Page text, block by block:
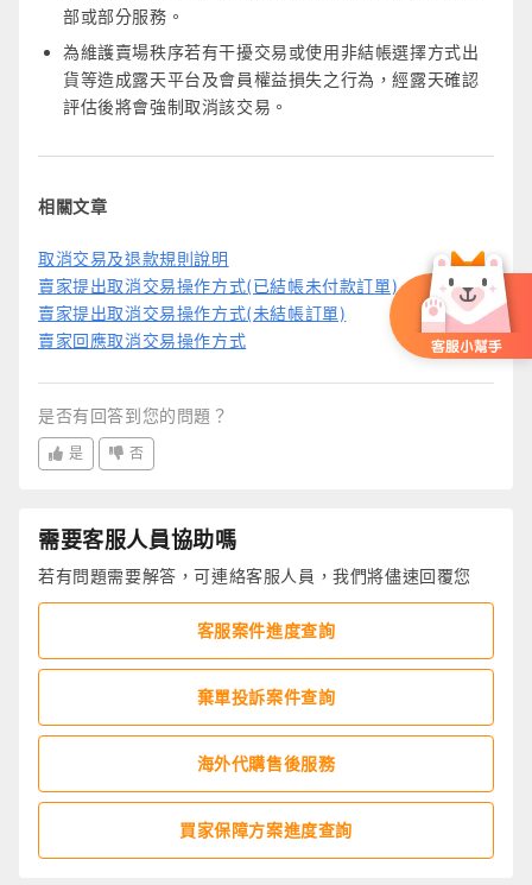
部或部分服務。
為維護賣場秩序若有干擾交易或使用非結帳選擇方式出
貨等造成露天平台及會員權益損失之行為，經露天確認
評估後將會強制取消該交易。
相關文章
取消交易及退款規則說明
賣家提出取消交易操作方式(已結帳未付款訂單)
賣家提出取消交易操作方式(未結帳訂單)
賣家回應取消交易操作方式
是否有回答到您的問題？
是 否
需要客服人員協助嗎
若有問題需要解答，可連絡客服人員，我們將儘速回覆您
客服案件進度查詢
棄單投訴案件查詢
海外代購售後服務
買家保障方案進度查詢